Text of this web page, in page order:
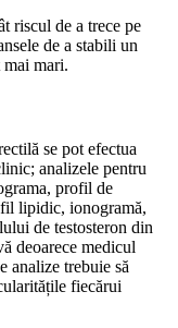
riscul de a trece pe
de a stabili un
mai mari.
se pot efectua
analizele pentru
profil de
lipidic, ionogramă,
de testosteron din
deoarece medicul
analize trebuie să
fiecărui